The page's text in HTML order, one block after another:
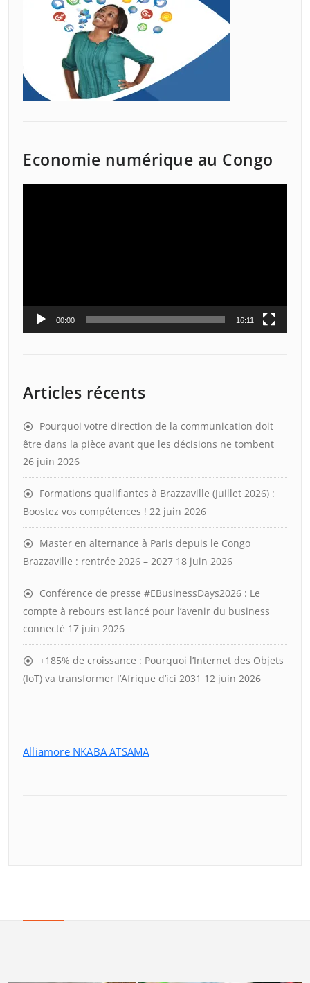
Economie numérique au Congo
00:00 16:11
Articles récents
Pourquoi votre direction de la communication doit
être dans la pièce avant que les décisions ne tombent
26 juin 2026
Formations qualifiantes à Brazzaville (Juillet 2026) :
Boostez vos compétences ! 22 juin 2026
Master en alternance à Paris depuis le Congo
Brazzaville : rentrée 2026 – 2027 18 juin 2026
Conférence de presse #EBusinessDays2026 : Le
compte à rebours est lancé pour l’avenir du business
connecté 17 juin 2026
+185% de croissance : Pourquoi l’Internet des Objets
(IoT) va transformer l’Afrique d’ici 2031 12 juin 2026
Alliamore NKABA ATSAMA